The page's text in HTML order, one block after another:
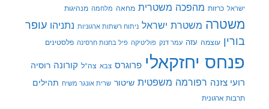
ישראל כרזות מהפכה משטרית מחאה מלחמה מנהיגות
משטרה משטרת ישראל ניתוח רשתות ארגוניות נתניהו עופר
בורין עוצמה עזה עמר דנק פוליטיקה פיל בחנות חרסינה פלסטינים
פנחס יחזקאלי פרוגרס צבא צה"ל קורונה רוסיה
רועי צזנה רפורמה משפטית שיטור שרית אונגר משיח תהילים
תרבות ארגונית